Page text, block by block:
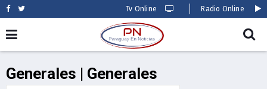
Tv Online Radio Online
Generales | Generales